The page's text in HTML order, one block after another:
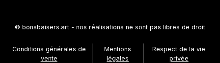
© bonsbaisers.art - nos réalisations ne sont pas libres de droit
Conditions générales de
vente
Mentions
légales
Respect de la vie
privée